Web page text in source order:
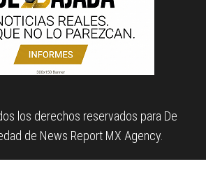
los derechos reservados para De
de News Report MX Agency.